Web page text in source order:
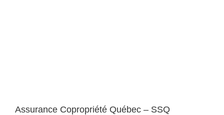
Assurance Copropriété Québec – SSQ